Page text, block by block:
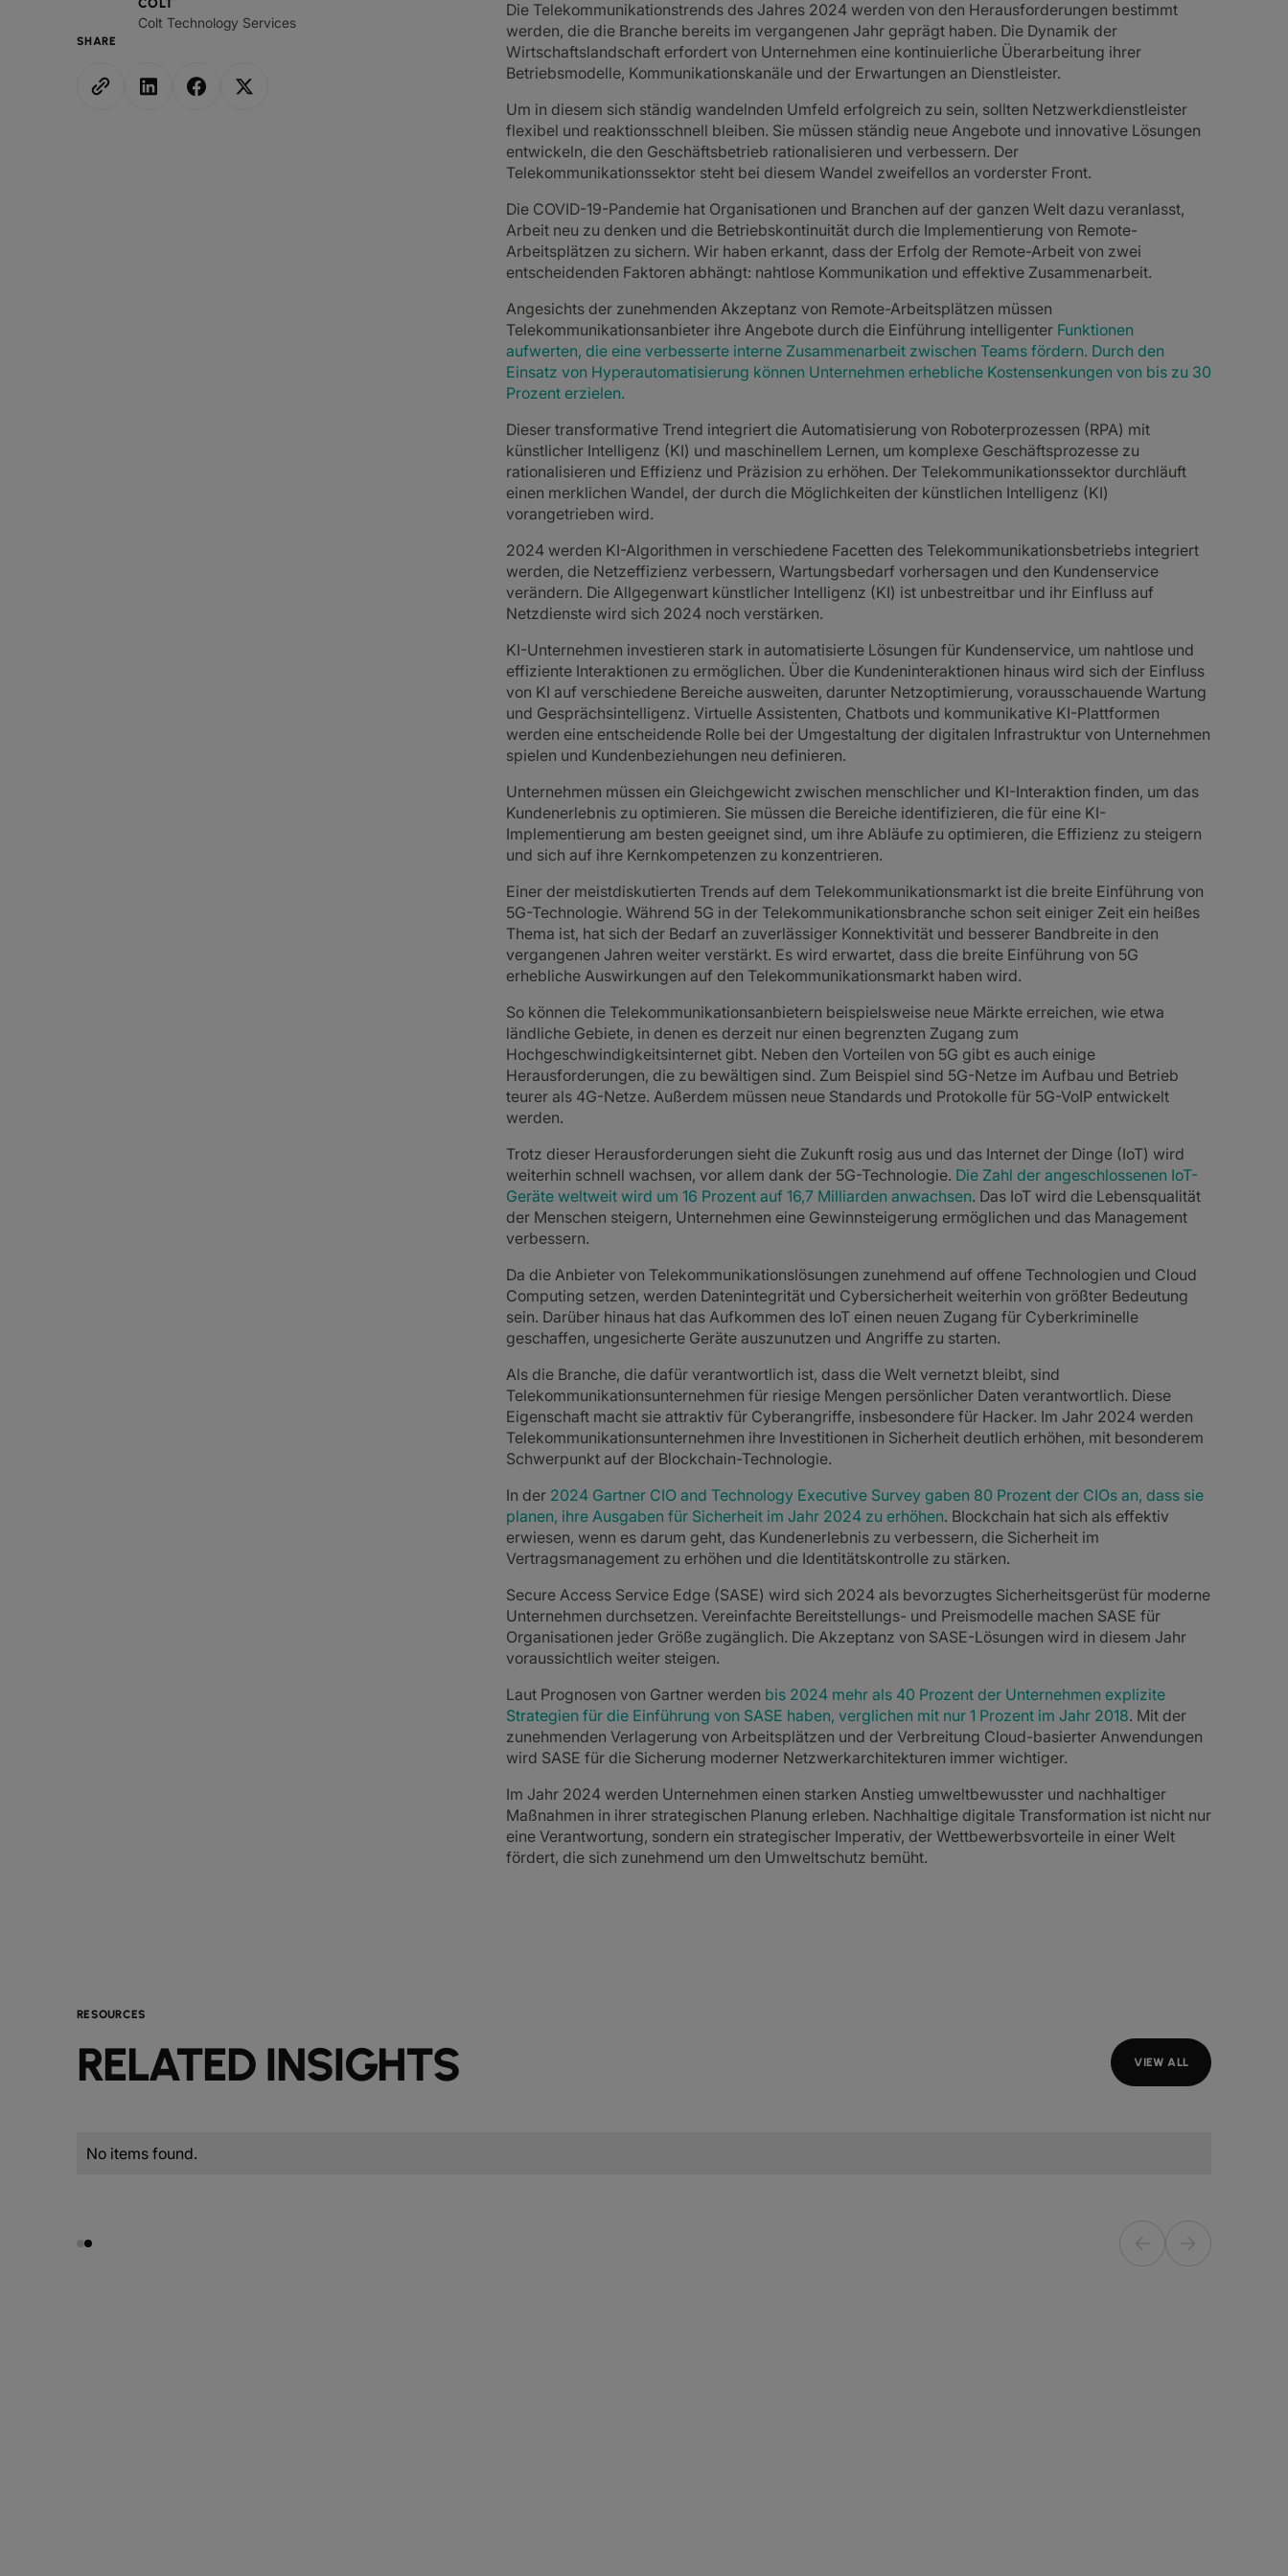
COLT
Colt Technology Services
SHARE
Die Telekommunikationstrends des Jahres 2024 werden von den Herausforderungen bestimmt
werden, die die Branche bereits im vergangenen Jahr geprägt haben. Die Dynamik der
Wirtschaftslandschaft erfordert von Unternehmen eine kontinuierliche Überarbeitung ihrer
Betriebsmodelle, Kommunikationskanäle und der Erwartungen an Dienstleister.
Um in diesem sich ständig wandelnden Umfeld erfolgreich zu sein, sollten Netzwerkdienstleister
flexibel und reaktionsschnell bleiben. Sie müssen ständig neue Angebote und innovative Lösungen
entwickeln, die den Geschäftsbetrieb rationalisieren und verbessern. Der
Telekommunikationssektor steht bei diesem Wandel zweifellos an vorderster Front.
Die COVID-19-Pandemie hat Organisationen und Branchen auf der ganzen Welt dazu veranlasst,
Arbeit neu zu denken und die Betriebskontinuität durch die Implementierung von Remote-
Arbeitsplätzen zu sichern. Wir haben erkannt, dass der Erfolg der Remote-Arbeit von zwei
entscheidenden Faktoren abhängt: nahtlose Kommunikation und effektive Zusammenarbeit.
Angesichts der zunehmenden Akzeptanz von Remote-Arbeitsplätzen müssen
Telekommunikationsanbieter ihre Angebote durch die Einführung intelligenter Funktionen
aufwerten, die eine verbesserte interne Zusammenarbeit zwischen Teams fördern. Durch den
Einsatz von Hyperautomatisierung können Unternehmen erhebliche Kostensenkungen von bis zu 30
Prozent erzielen.
Dieser transformative Trend integriert die Automatisierung von Roboterprozessen (RPA) mit
künstlicher Intelligenz (KI) und maschinellem Lernen, um komplexe Geschäftsprozesse zu
rationalisieren und Effizienz und Präzision zu erhöhen. Der Telekommunikationssektor durchläuft
einen merklichen Wandel, der durch die Möglichkeiten der künstlichen Intelligenz (KI)
vorangetrieben wird.
2024 werden KI-Algorithmen in verschiedene Facetten des Telekommunikationsbetriebs integriert
werden, die Netzeffizienz verbessern, Wartungsbedarf vorhersagen und den Kundenservice
verändern. Die Allgegenwart künstlicher Intelligenz (KI) ist unbestreitbar und ihr Einfluss auf
Netzdienste wird sich 2024 noch verstärken.
KI-Unternehmen investieren stark in automatisierte Lösungen für Kundenservice, um nahtlose und
effiziente Interaktionen zu ermöglichen. Über die Kundeninteraktionen hinaus wird sich der Einfluss
von KI auf verschiedene Bereiche ausweiten, darunter Netzoptimierung, vorausschauende Wartung
und Gesprächsintelligenz. Virtuelle Assistenten, Chatbots und kommunikative KI-Plattformen
werden eine entscheidende Rolle bei der Umgestaltung der digitalen Infrastruktur von Unternehmen
spielen und Kundenbeziehungen neu definieren.
Unternehmen müssen ein Gleichgewicht zwischen menschlicher und KI-Interaktion finden, um das
Kundenerlebnis zu optimieren. Sie müssen die Bereiche identifizieren, die für eine KI-
Implementierung am besten geeignet sind, um ihre Abläufe zu optimieren, die Effizienz zu steigern
und sich auf ihre Kernkompetenzen zu konzentrieren.
Einer der meistdiskutierten Trends auf dem Telekommunikationsmarkt ist die breite Einführung von
5G-Technologie. Während 5G in der Telekommunikationsbranche schon seit einiger Zeit ein heißes
Thema ist, hat sich der Bedarf an zuverlässiger Konnektivität und besserer Bandbreite in den
vergangenen Jahren weiter verstärkt. Es wird erwartet, dass die breite Einführung von 5G
erhebliche Auswirkungen auf den Telekommunikationsmarkt haben wird.
So können die Telekommunikationsanbietern beispielsweise neue Märkte erreichen, wie etwa
ländliche Gebiete, in denen es derzeit nur einen begrenzten Zugang zum
Hochgeschwindigkeitsinternet gibt. Neben den Vorteilen von 5G gibt es auch einige
Herausforderungen, die zu bewältigen sind. Zum Beispiel sind 5G-Netze im Aufbau und Betrieb
teurer als 4G-Netze. Außerdem müssen neue Standards und Protokolle für 5G-VoIP entwickelt
werden.
Trotz dieser Herausforderungen sieht die Zukunft rosig aus und das Internet der Dinge (IoT) wird
weiterhin schnell wachsen, vor allem dank der 5G-Technologie. Die Zahl der angeschlossenen IoT-
Geräte weltweit wird um 16 Prozent auf 16,7 Milliarden anwachsen. Das IoT wird die Lebensqualität
der Menschen steigern, Unternehmen eine Gewinnsteigerung ermöglichen und das Management
verbessern.
Da die Anbieter von Telekommunikationslösungen zunehmend auf offene Technologien und Cloud
Computing setzen, werden Datenintegrität und Cybersicherheit weiterhin von größter Bedeutung
sein. Darüber hinaus hat das Aufkommen des IoT einen neuen Zugang für Cyberkriminelle
geschaffen, ungesicherte Geräte auszunutzen und Angriffe zu starten.
Als die Branche, die dafür verantwortlich ist, dass die Welt vernetzt bleibt, sind
Telekommunikationsunternehmen für riesige Mengen persönlicher Daten verantwortlich. Diese
Eigenschaft macht sie attraktiv für Cyberangriffe, insbesondere für Hacker. Im Jahr 2024 werden
Telekommunikationsunternehmen ihre Investitionen in Sicherheit deutlich erhöhen, mit besonderem
Schwerpunkt auf der Blockchain-Technologie.
In der 2024 Gartner CIO and Technology Executive Survey gaben 80 Prozent der CIOs an, dass sie
planen, ihre Ausgaben für Sicherheit im Jahr 2024 zu erhöhen. Blockchain hat sich als effektiv
erwiesen, wenn es darum geht, das Kundenerlebnis zu verbessern, die Sicherheit im
Vertragsmanagement zu erhöhen und die Identitätskontrolle zu stärken.
Secure Access Service Edge (SASE) wird sich 2024 als bevorzugtes Sicherheitsgerüst für moderne
Unternehmen durchsetzen. Vereinfachte Bereitstellungs- und Preismodelle machen SASE für
Organisationen jeder Größe zugänglich. Die Akzeptanz von SASE-Lösungen wird in diesem Jahr
voraussichtlich weiter steigen.
Laut Prognosen von Gartner werden bis 2024 mehr als 40 Prozent der Unternehmen explizite
Strategien für die Einführung von SASE haben, verglichen mit nur 1 Prozent im Jahr 2018. Mit der
zunehmenden Verlagerung von Arbeitsplätzen und der Verbreitung Cloud-basierter Anwendungen
wird SASE für die Sicherung moderner Netzwerkarchitekturen immer wichtiger.
Im Jahr 2024 werden Unternehmen einen starken Anstieg umweltbewusster und nachhaltiger
Maßnahmen in ihrer strategischen Planung erleben. Nachhaltige digitale Transformation ist nicht nur
eine Verantwortung, sondern ein strategischer Imperativ, der Wettbewerbsvorteile in einer Welt
fördert, die sich zunehmend um den Umweltschutz bemüht.
RESOURCES
RELATED INSIGHTS VIEW ALL
No items found.